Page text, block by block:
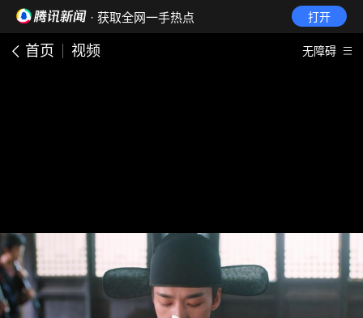
· 获取全网一手热点 打开
首页 视频 无障碍